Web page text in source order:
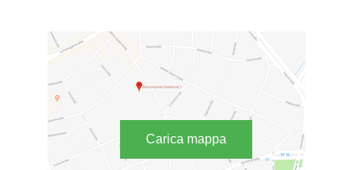
Carica mappa